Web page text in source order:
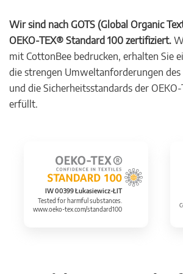
Wir sind nach GOTS (Global Organic
OEKO-TEX® Standard 100 zertifiziert.
mit CottonBee bedrucken, erhalten Sie
die strengen Umweltanforderungen des
und die Sicherheitsstandards der
erfüllt.
IW 00399 Łukasiewicz-ŁIT
Tested for harmful substances.
www.oeko-tex.com/standard100